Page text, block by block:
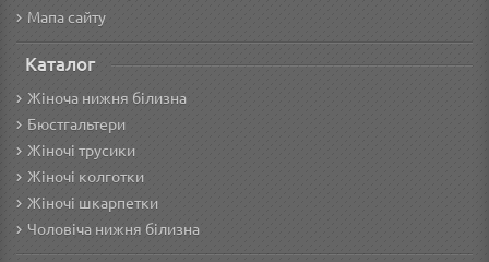
Мапа сайту
Каталог
Жіноча нижня білизна
Бюстгальтери
Жіночі трусики
Жіночі колготки
Жіночі шкарпетки
Чоловіча нижня білизна